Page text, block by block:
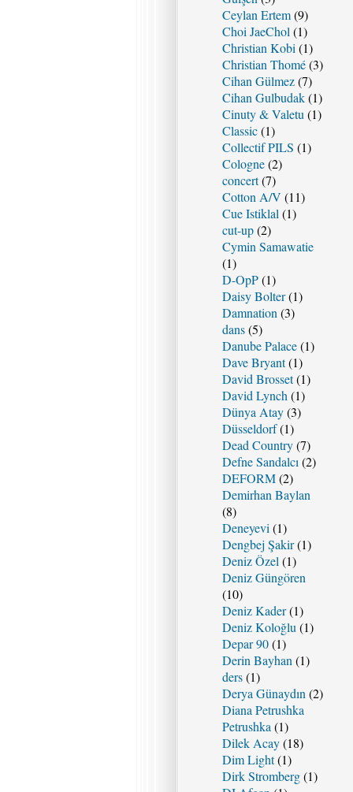
Ceylan Ertem(9)
Choi JaeChol (1)
Christian Kobi (1)
Christian Thomé(3)
Cihan Gülmez(7)
Cihan Gulbudak(1)
Cinuty & Valetu (1)
Classic(1)
Collectif PILS (1)
Cologne(2)
concert(7)
Cotton A/V (11)
Cue Istiklal (1)
cut-up(2)
Cymin Samawatie
(1)
D-OpP(1)
Daisy Bolter(1)
Damnation (3)
dans(5)
Danube Palace(1)
Dave Bryant(1)
David Brosset(1)
David Lynch (1)
Dünya Atay(3)
Düsseldorf(1)
Dead Country(7)
Defne Sandalcı (2)
DEFORM(2)
Demirhan Baylan
(8)
Deneyevi (1)
Dengbej Şakir(1)
Deniz Özel (1)
Deniz Güngören
(10)
Deniz Kader(1)
Deniz Koloğlu (1)
Depar 90(1)
Derin Bayhan (1)
ders(1)
Derya Günaydın (2)
Diana Petrushka
Petrushka (1)
Dilek Acay(18)
Dim Light(1)
Dirk Stromberg(1)